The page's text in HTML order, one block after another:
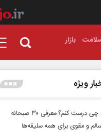
بازار
ویژه
صبحانه چی درست کنم؟ معرفی ۳۰ صبحانه
و مقوی برای همه سلیقه‌ها